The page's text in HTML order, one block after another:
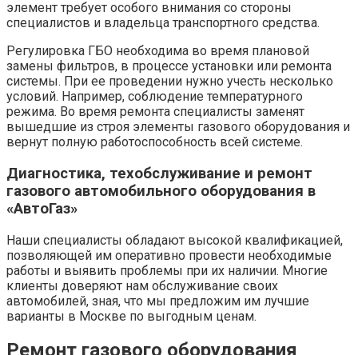
элемент требует особого внимания со стороны
специалистов и владельца транспортного средства.
Регулировка ГБО необходима во время плановой
замены фильтров, в процессе установки или ремонта
системы. При ее проведении нужно учесть несколько
условий. Например, соблюдение температурного
режима. Во время ремонта специалисты заменят
вышедшие из строя элементы газового оборудования и
вернут полную работоспособность всей системе.
Диагностика, техобслуживание и ремонт
газового автомобильного оборудования в
«АвтоГаз»
Наши специалисты обладают высокой квалификацией,
позволяющей им оперативно провести необходимые
работы и выявить проблемы при их наличии. Многие
клиенты доверяют нам обслуживание своих
автомобилей, зная, что мы предложим им лучшие
варианты в Москве по выгодным ценам.